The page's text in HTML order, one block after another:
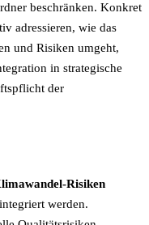
beschränken. Konkret
adressieren, wie das
und Risiken umgeht,
in strategische
der
Risiken
werden.